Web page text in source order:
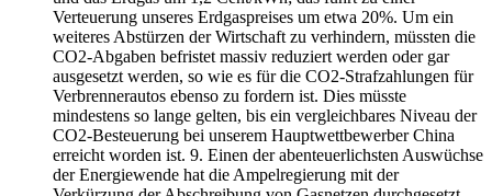
Verteuerung unseres Erdgaspreises um etwa 20%. Um ein
weiteres Abstürzen der Wirtschaft zu verhindern, müssten die
CO2-Abgaben befristet massiv reduziert werden oder gar
ausgesetzt werden, so wie es für die CO2-Strafzahlungen für
Verbrennerautos ebenso zu fordern ist. Dies müsste
mindestens so lange gelten, bis ein vergleichbares Niveau der
CO2-Besteuerung bei unserem Hauptwettbewerber China
erreicht worden ist. 9. Einen der abenteuerlichsten Auswüchse
der Energiewende hat die Ampelregierung mit der